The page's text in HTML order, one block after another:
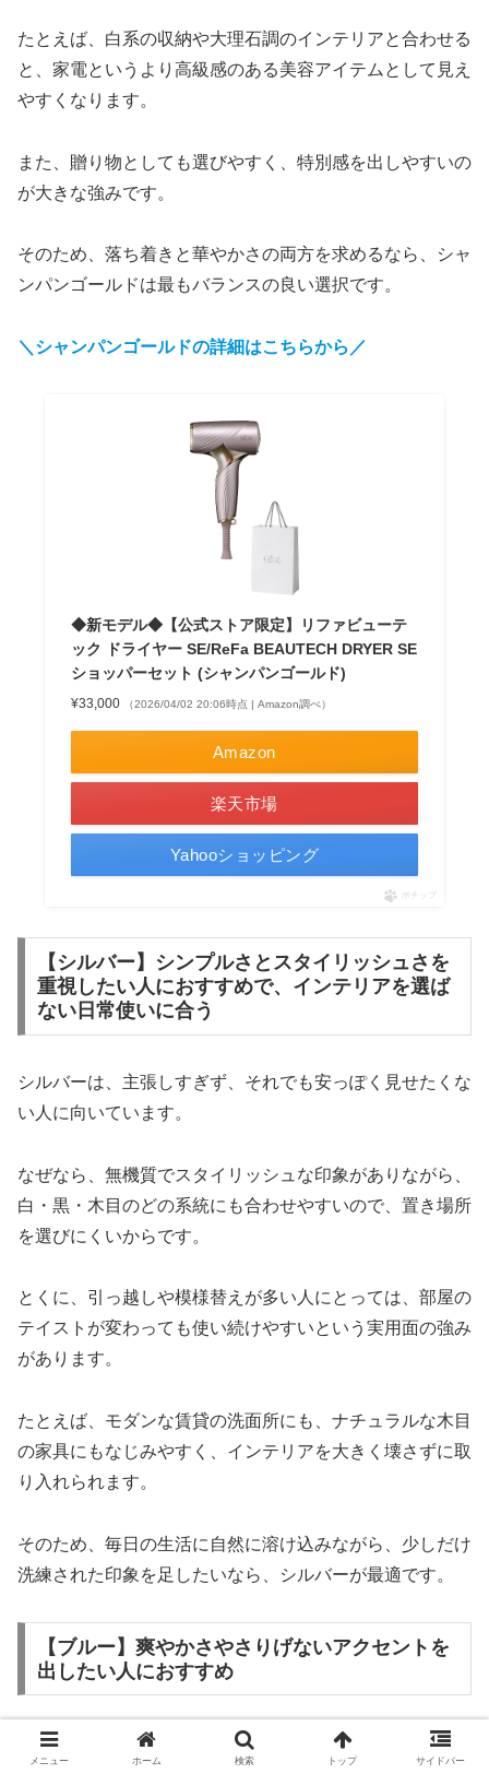
たとえば、白系の収納や大理石調のインテリアと合わせる
と、家電というより高級感のある美容アイテムとして見え
やすくなります。
また、贈り物としても選びやすく、特別感を出しやすいの
が大きな強みです。
そのため、落ち着きと華やかさの両方を求めるなら、シャ
ンパンゴールドは最もバランスの良い選択です。
＼シャンパンゴールドの詳細はこちらから／
◆新モデル◆【公式ストア限定】リファビューテ
ック ドライヤー SE/ReFa BEAUTECH DRYER SE
ショッパーセット (シャンパンゴールド)
¥33,000 （2026/04/02 20:06時点 | Amazon調べ）
Amazon
楽天市場
Yahooショッピング
ポチップ
【シルバー】シンプルさとスタイリッシュさを
重視したい人におすすめで、インテリアを選ば
ない日常使いに合う
シルバーは、主張しすぎず、それでも安っぽく見せたくな
い人に向いています。
なぜなら、無機質でスタイリッシュな印象がありながら、
白・黒・木目のどの系統にも合わせやすいので、置き場所
を選びにくいからです。
とくに、引っ越しや模様替えが多い人にとっては、部屋の
テイストが変わっても使い続けやすいという実用面の強み
があります。
たとえば、モダンな賃貸の洗面所にも、ナチュラルな木目
の家具にもなじみやすく、インテリアを大きく壊さずに取
り入れられます。
そのため、毎日の生活に自然に溶け込みながら、少しだけ
洗練された印象を足したいなら、シルバーが最適です。
【ブルー】爽やかさやさりげないアクセントを
出したい人におすすめ
ブルーは、清潔感を保ちながら少し個性を出したい人にお
メニュー ホーム 検索 トップ サイドバー